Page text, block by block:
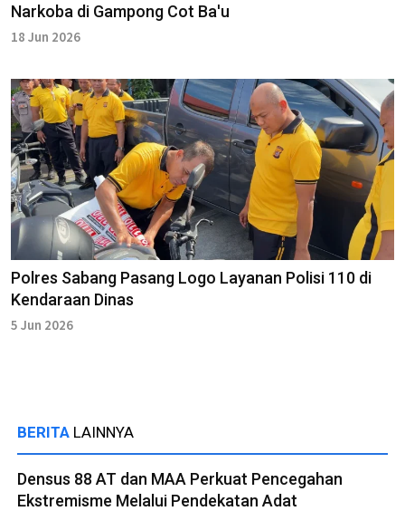
Narkoba di Gampong Cot Ba'u
18 Jun 2026
Polres Sabang Pasang Logo Layanan Polisi 110 di
Kendaraan Dinas
5 Jun 2026
BERITA LAINNYA
Densus 88 AT dan MAA Perkuat Pencegahan
Ekstremisme Melalui Pendekatan Adat